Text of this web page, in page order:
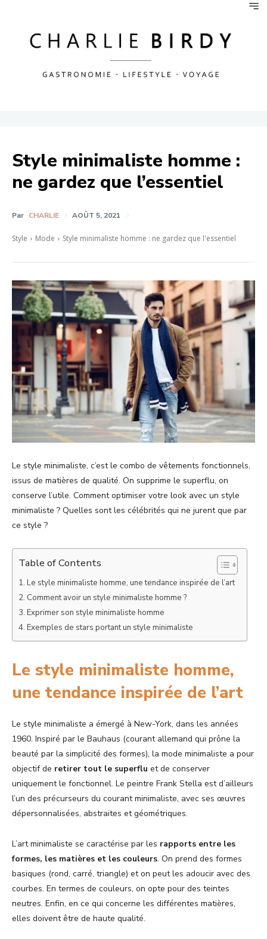
Style minimaliste homme :
ne gardez que l’essentiel
Par CHARLIE AOÛT 5, 2021
Style Mode Style minimaliste homme : ne gardez que l'essentiel
Le style minimaliste, c’est le combo de vêtements fonctionnels,
issus de matières de qualité. On supprime le superflu, on
conserve l’utile. Comment optimiser votre look avec un style
minimaliste ? Quelles sont les célébrités qui ne jurent que par
ce style ?
Table of Contents
Le style minimaliste homme, une tendance inspirée de l’art
Comment avoir un style minimaliste homme ?
Exprimer son style minimaliste homme
Exemples de stars portant un style minimaliste
Le style minimaliste homme,
une tendance inspirée de l’art
Le style minimaliste a émergé à New-York, dans les années
1960. Inspiré par le Bauhaus (courant allemand qui prône la
beauté par la simplicité des formes), la mode minimaliste a pour
objectif de retirer tout le superflu et de conserver
uniquement le fonctionnel. Le peintre Frank Stella est d’ailleurs
l’un des précurseurs du courant minimaliste, avec ses œuvres
dépersonnalisées, abstraites et géométriques.
L’art minimaliste se caractérise par les rapports entre les
formes, les matières et les couleurs. On prend des formes
basiques (rond, carré, triangle) et on peut les adoucir avec des
courbes. En termes de couleurs, on opte pour des teintes
neutres. Enfin, en ce qui concerne les différentes matières,
elles doivent être de haute qualité.